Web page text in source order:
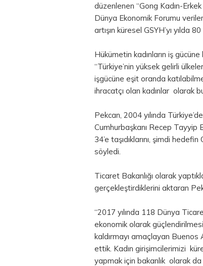
düzenlenen “Gong Kadın-Erkek
Dünya Ekonomik Forumu
artışın küresel GSYH’yı yılda
Hükümetin kadınların iş
“Türkiye’nin yüksek gelirli
işgücüne eşit oranda
ihracatçı olan kadınlar olarak
Pekcan, 2004 yılında
Cumhurbaşkanı Recep Tayyip
34’e taşıdıklarını, şimdi
söyledi.
Ticaret Bakanlığı olarak
gerçekleştirdiklerini aktaran
“2017 yılında 118 Dünya
ekonomik olarak
kaldırmayı amaçlayan
ettik. Kadın girişimcilerimizi
yapmak için bakanlık olarak